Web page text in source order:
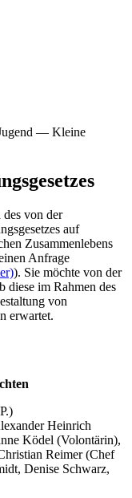
— Kleine
von der
auf
Zusammenlebens
Anfrage
). Sie möchte von der
diese im Rahmen des
von
erwartet.
Heinrich
Ködel (Volontärin),
Reimer (Chef
Denise Schwarz,